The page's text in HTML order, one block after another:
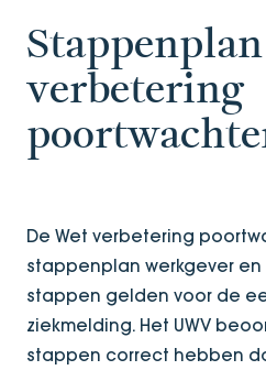
verbetering
De Wet verbetering
stappenplan werkgever en
stappen gelden voor de
ziekmelding. Het UWV
stappen correct hebben